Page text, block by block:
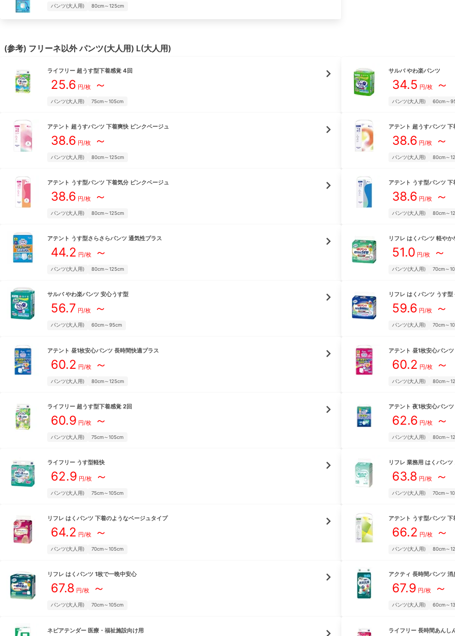
パンツ(大人用) 80cm～125cm
(参考) フリーネ以外パンツ(大人用) L(大人用)
ライフリー 超うす型下着感覚 4回
25.6 円/枚～
パンツ(大人用) 75cm～105cm
サルバ やわ楽パンツ
34.5 円/枚～
パンツ(大人用) 60cm～
アテント 超うすパンツ 下着爽快 ピンクベージュ
38.6 円/枚～
パンツ(大人用) 80cm～125cm
アテント 超うすパンツ 下
38.6 円/枚～
パンツ(大人用) 80cm～
アテント うす型パンツ 下着気分 ピンクベージュ
38.6 円/枚～
パンツ(大人用) 80cm～125cm
アテント うす型パンツ 下
38.6 円/枚～
パンツ(大人用) 80cm～
アテント うす型さらさらパンツ 通気性プラス
44.2 円/枚～
パンツ(大人用) 80cm～125cm
リフレ はくパンツ 軽やか
51.0 円/枚～
パンツ(大人用) 70cm～
サルバ やわ楽パンツ 安心うす型
56.7 円/枚～
パンツ(大人用) 60cm～95cm
リフレ はくパンツ うす型
59.6 円/枚～
パンツ(大人用) 70cm～
アテント 昼1枚安心パンツ 長時間快適プラス
60.2 円/枚～
パンツ(大人用) 80cm～125cm
アテント 昼1枚安心パン
60.2 円/枚～
パンツ(大人用) 80cm～
ライフリー 超うす型下着感覚 2回
60.9 円/枚～
パンツ(大人用) 75cm～105cm
アテント 夜1枚安心パン
62.6 円/枚～
パンツ(大人用) 80cm～
ライフリー うす型軽快
62.9 円/枚～
パンツ(大人用) 75cm～105cm
リフレ 業務用 はくパンツ
63.8 円/枚～
パンツ(大人用) 70cm～
リフレ はくパンツ 下着のようなベージュタイプ
64.2 円/枚～
パンツ(大人用) 70cm～105cm
アテント うす型パンツ
66.2 円/枚～
パンツ(大人用) 80cm～
リフレ はくパンツ 1枚で一晩中安心
67.8 円/枚～
パンツ(大人用) 70cm～105cm
アクティ 長時間パンツ 消
67.9 円/枚～
パンツ(大人用) 60cm～
ネピアテンダー 医療・福祉施設向け用 ライフリー 長時間あんし